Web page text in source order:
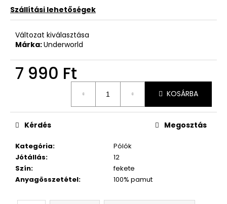
Szállítási lehetőségek
Változat kiválasztása
Márka:Underworld
7 990 Ft
KOSÁRBA
Kategória:
Pólók
Jótállás:
12
Szín:
fekete
Anyagösszetétel: 100% pamut
Kérdés Megosztás